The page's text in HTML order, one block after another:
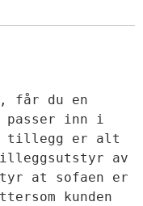
får du en
passer inn i
I tillegg er alt
av
at sofaen er
kunden